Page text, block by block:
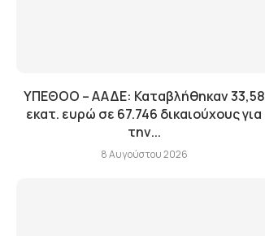
ΥΠΕΘΟΟ – ΑΑΔΕ: Καταβλήθηκαν 33,58
εκατ. ευρώ σε 67.746 δικαιούχους για
την...
8 Αυγούστου 2026